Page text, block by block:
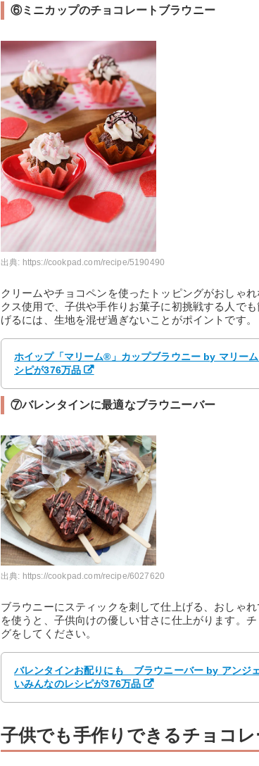
⑥ミニカップのチョコレートブラウニー
出典: https://cookpad.com/recipe/5190490
クリームやチョコペンを使ったトッピングがおしゃ
クス使用で、子供や手作りお菓子に初挑戦する人で
げるには、生地を混ぜ過ぎないことがポイントです。
ホイップ「マリーム®」カップブラウニー by マリー
シピが376万品
⑦バレンタインに最適なブラウニーバー
出典: https://cookpad.com/recipe/6027620
ブラウニーにスティックを刺して仕上げる、おしゃ
を使うと、子供向けの優しい甘さに仕上がります。
グをしてください。
バレンタインお配りにも ブラウニーバー by アンジ
いみんなのレシピが376万品
子供でも手作りできるチョコ